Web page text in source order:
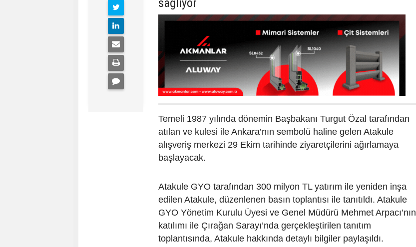
sağlıyor
Temeli 1987 yılında dönemin Başbakanı Turgut Özal tarafından
atılan ve kulesi ile Ankara’nın sembolü haline gelen Atakule
alışveriş merkezi 29 Ekim tarihinde ziyaretçilerini ağırlamaya
başlayacak.
Atakule GYO tarafından 300 milyon TL yatırım ile yeniden inşa
edilen Atakule, düzenlenen basın toplantısı ile tanıtıldı. Atakule
GYO Yönetim Kurulu Üyesi ve Genel Müdürü Mehmet Arpacı’nın
katılımı ile Çırağan Sarayı’nda gerçekleştirilen tanıtım
toplantısında, Atakule hakkında detaylı bilgiler paylaşıldı.